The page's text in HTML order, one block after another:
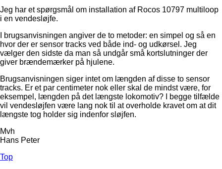
Jeg har et spørgsmål om installation af Rocos 10797 multiloop
i en vendesløjfe.
I brugsanvisningen angiver de to metoder: en simpel og så en
hvor der er sensor tracks ved både ind- og udkørsel. Jeg
vælger den sidste da man så undgår små kortslutninger der
giver brændemærker på hjulene.
Brugsanvisningen siger intet om længden af disse to sensor
tracks. Er et par centimeter nok eller skal de mindst være, for
eksempel, længden på det længste lokomotiv? I begge tilfælde
vil vendesløjfen være lang nok til at overholde kravet om at dit
længste tog holder sig indenfor sløjfen.
Mvh
Hans Peter
Top